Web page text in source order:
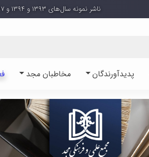
ناشر نمونه سال‌های ۱۳۹۳ و ۱۳۹۴ و ۱۳۹۷ جمهوری اسلامی ایران
پدیدآورندگان مخاطبان مجد